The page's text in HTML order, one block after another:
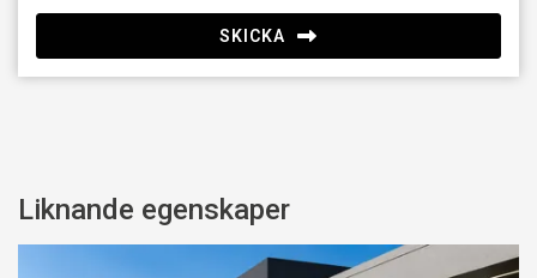
SKICKA
Liknande egenskaper